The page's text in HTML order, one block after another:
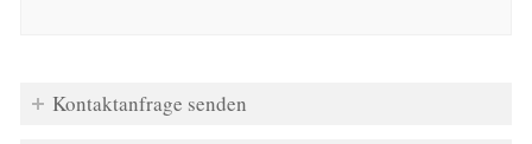
Kontaktanfrage senden